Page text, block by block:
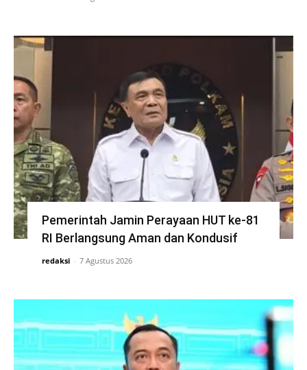
Pemerintah Jamin Perayaan HUT ke-81
RI Berlangsung Aman dan Kondusif
redaksi - 7 Agustus 2026